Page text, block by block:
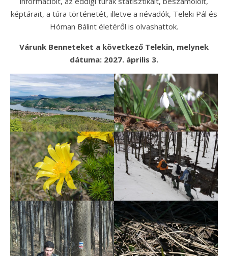
képtárait, a túra történetét, illetve a névadók, Teleki Pál és
Hóman Bálint életéről is olvashattok.
Várunk Benneteket a következő Telekin, melynek
dátuma: 2027. április 3.